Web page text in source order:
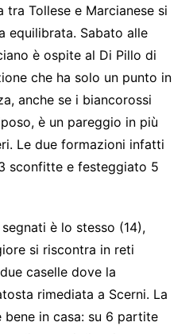
e
gr
a
m
y
p
e
ar
e
tra Tollese e Marcianese si
equilibrata. Sabato alle
è ospite al Di Pillo di
che ha solo un punto in
anche se i biancorossi
è un pareggio in più
Le due formazioni infatti
sconfitte e festeggiato 5
è lo stesso (14),
si riscontra in reti
caselle dove la
rimediata a Scerni. La
in casa: su 6 partite